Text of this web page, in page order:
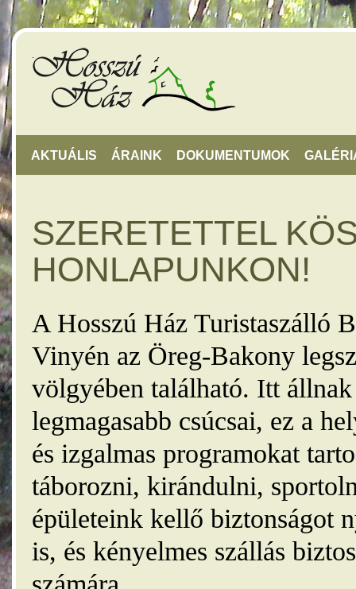
AKTUÁLIS ÁRAINK DOKUMENTUMOK
SZERETETTEL
HONLAPUNKON!
A Hosszú Ház Turistaszálló
Vinyén az Öreg-Bakony
völgyében található. Itt
legmagasabb csúcsai, ez a
és izgalmas programokat
táborozni, kirándulni,
épületeink kellő biztonságot
is, és kényelmes szállás